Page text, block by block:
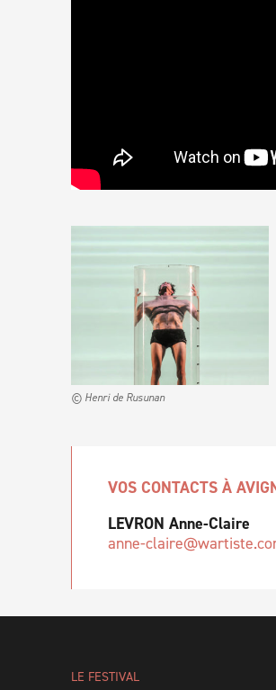
© Henri de Rusunan
VOS CONTACTS À
LEVRON Anne-Claire
anne-
LE FESTIVAL